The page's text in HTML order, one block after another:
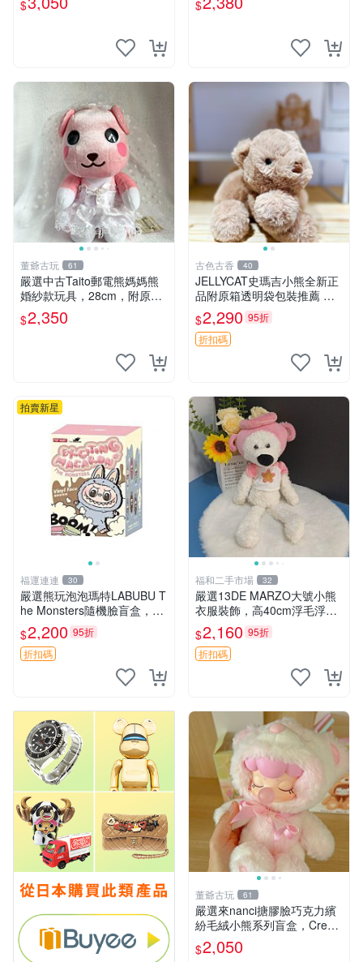
愛心不打折扣。 光之美少女
$ $
董爺古玩 61
嚴選中古Taito郵電熊媽媽熊
婚紗款玩具，28cm，附原
盒，保存極佳實拍，婚紗細節
清晰可見，偶像收藏推薦 婚
$2,350
古色古香 40
JELLYCAT史瑪吉小熊全新正
品附原箱透明袋包裝推薦 透
明袋 包裝盒 史瑪吉小熊
$2,290 95折
折扣碼
拍賣新星
福運連連 30
嚴選熊玩泡泡瑪特LABUBU T
he Monsters隨機臉盲盒，萌
趣馬卡龍設計 芝麻豆豆 LAB
UBU LABUBU THE MONST
ERS 橙色豆
$2,200 95折
折扣碼
福和二手市場 32
嚴選13DE MARZO大號小熊
衣服裝飾，高40cm浮毛浮
灰，詳觀後再拍。二手收藏請
珍惜。 13DE MARZO 二手
小熊 衣服裝飾
$2,160 95折
折扣碼
董爺古玩 61
嚴選來nanci搪膠臉巧克力繽
紛毛絨小熊系列盲盒，Crea
my櫻花巧藝盲盒 隱藏款Crea
my櫻花巧藝 嬰熊盲盒娃娃 樂
$2,050